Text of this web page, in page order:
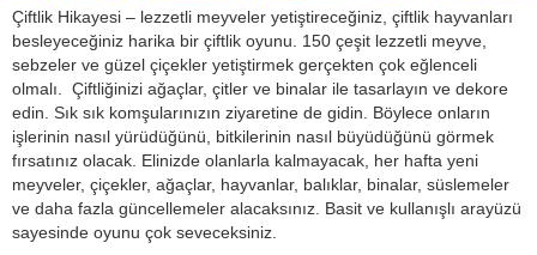
Çiftlik Hikayesi – lezzetli meyveler yetiştireceğiniz, çiftlik hayvanları
besleyeceğiniz harika bir çiftlik oyunu. 150 çeşit lezzetli meyve,
sebzeler ve güzel çiçekler yetiştirmek gerçekten çok eğlenceli
olmalı. Çiftliğinizi ağaçlar, çitler ve binalar ile tasarlayın ve dekore
edin. Sık sık komşularınızın ziyaretine de gidin. Böylece onların
işlerinin nasıl yürüdüğünü, bitkilerinin nasıl büyüdüğünü görmek
fırsatınız olacak. Elinizde olanlarla kalmayacak, her hafta yeni
meyveler, çiçekler, ağaçlar, hayvanlar, balıklar, binalar, süslemeler
ve daha fazla güncellemeler alacaksınız. Basit ve kullanışlı arayüzü
sayesinde oyunu çok seveceksiniz.